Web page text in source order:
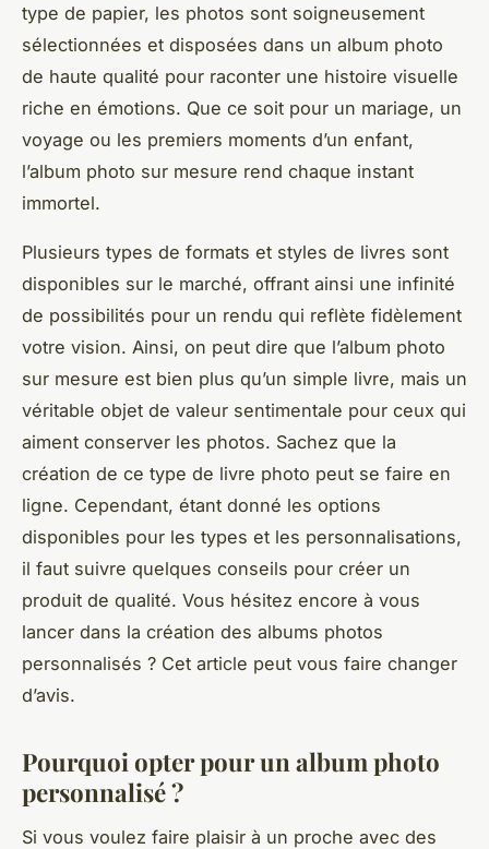
type de papier, les photos sont soigneusement
sélectionnées et disposées dans un album photo
de haute qualité pour raconter une histoire visuelle
riche en émotions. Que ce soit pour un mariage, un
voyage ou les premiers moments d’un enfant,
l’album photo sur mesure rend chaque instant
immortel.
Plusieurs types de formats et styles de livres sont
disponibles sur le marché, offrant ainsi une infinité
de possibilités pour un rendu qui reflète fidèlement
votre vision. Ainsi, on peut dire que l’album photo
sur mesure est bien plus qu’un simple livre, mais un
véritable objet de valeur sentimentale pour ceux qui
aiment conserver les photos. Sachez que la
création de ce type de livre photo peut se faire en
ligne. Cependant, étant donné les options
disponibles pour les types et les personnalisations,
il faut suivre quelques conseils pour créer un
produit de qualité. Vous hésitez encore à vous
lancer dans la création des albums photos
personnalisés ? Cet article peut vous faire changer
d’avis.
Pourquoi opter pour un album photo
personnalisé ?
Si vous voulez faire plaisir à un proche avec des